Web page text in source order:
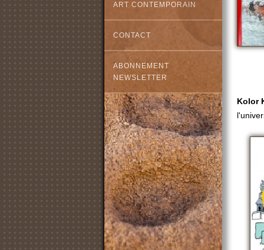
ART CONTEMPORAIN
CONTACT
ABONNEMENT
NEWSLETTER
Kolor